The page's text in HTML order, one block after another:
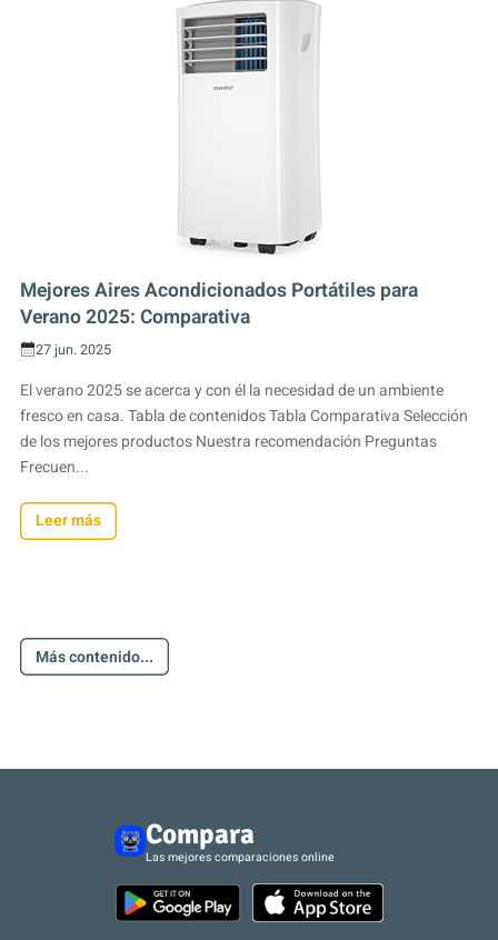
Mejores Aires Acondicionados Portátiles para
Verano 2025: Comparativa
27 jun. 2025
El verano 2025 se acerca y con él la necesidad de un ambiente
fresco en casa. Tabla de contenidos Tabla Comparativa Selección
de los mejores productos Nuestra recomendación Preguntas
Frecuen...
Leer más
Más contenido...
Compara
Las mejores comparaciones online